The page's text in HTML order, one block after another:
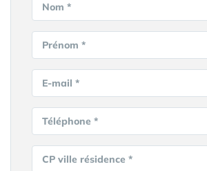
Nom *
Prénom *
E-mail *
Téléphone *
CP ville résidence *